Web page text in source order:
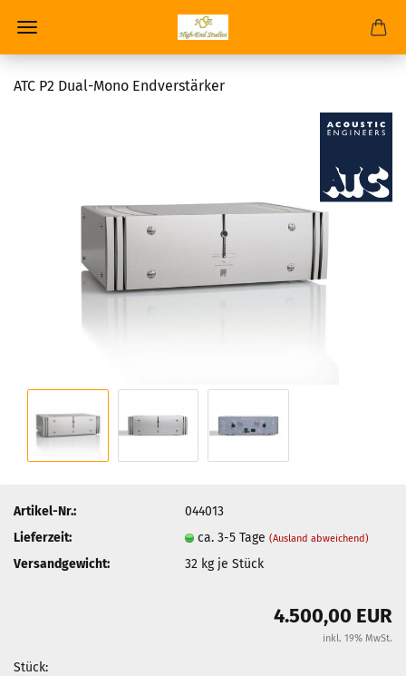
ATC P2 Dual-Mono Endverstärker
Artikel-Nr.:
044013
Lieferzeit:
ca. 3-5 Tage(Ausland abweichend)
Versandgewicht: 32 kg je Stück
4.500,00 EUR
inkl. 19% MwSt.
Stück: